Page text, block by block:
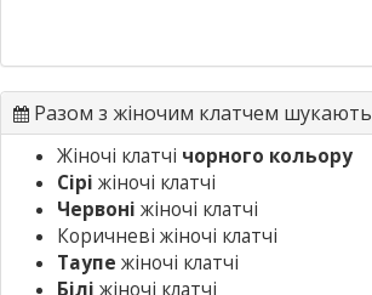
Разом з жіночим клатчем шукають
Жіночі клатчі чорного кольору
Сірі жіночі клатчі
Червоні жіночі клатчі
Коричневі жіночі клатчі
Таупе жіночі клатчі
Білі жіночі клатчі